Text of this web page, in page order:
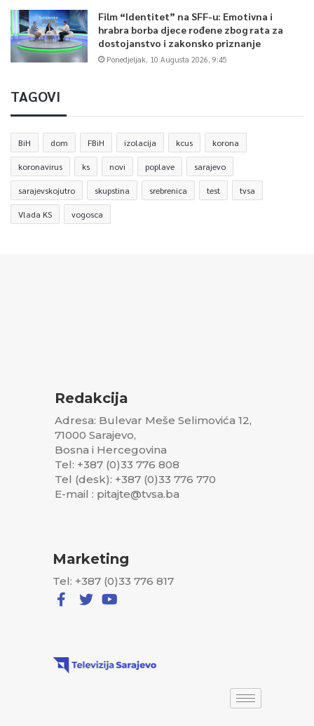
Film “Identitet” na SFF-u: Emotivna i
hrabra borba djece rođene zbog rata za
dostojanstvo i zakonsko priznanje
Ponedjeljak, 10 Augusta 2026, 9:45
TAGOVI
BiH dom FBiH izolacija kcus korona
koronavirus ks novi poplave sarajevo
sarajevskojutro skupstina srebrenica test tvsa
Vlada KS vogosca
Redakcija
Adresa: Bulevar Meše Selimovića 12,
71000 Sarajevo,
Bosna i Hercegovina
Tel: +387 (0)33 776 808
Tel (desk): +387 (0)33 776 770
E-mail : pitajte@tvsa.ba
Marketing
Tel: +387 (0)33 776 817